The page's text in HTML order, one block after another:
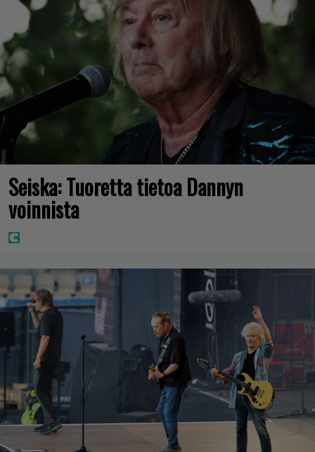
Seiska: Tuoretta tietoa Dannyn
voinnista